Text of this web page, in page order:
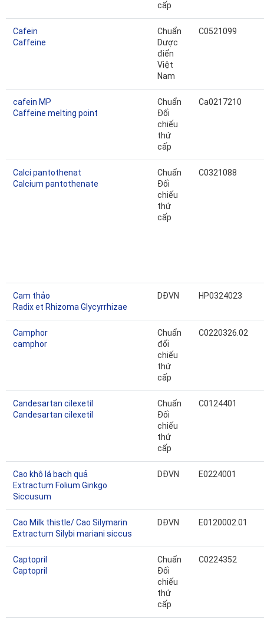
cấp
Cafein
Caffeine
Chuẩn
Dược
điển
Việt
Nam
C0521099
cafein MP
Caffeine melting point
Chuẩn
Đối
chiếu
thứ
cấp
Ca0217210
Calci pantothenat
Calcium pantothenate
Chuẩn
Đối
chiếu
thứ
cấp
C0321088
Cam thảo
Radix et Rhizoma Glycyrrhizae
DĐVN HP0324023
Camphor
camphor
Chuẩn
đối
chiếu
thứ
cấp
C0220326.02
Candesartan cilexetil
Candesartan cilexetil
Chuẩn
Đối
chiếu
thứ
cấp
C0124401
Cao khô lá bạch quả
Extractum Folium Ginkgo
Siccusum
DĐVN E0224001
Cao Milk thistle/ Cao Silymarin
Extractum Silybi mariani siccus
DĐVN E0120002.01
Captopril
Captopril
Chuẩn
Đối
chiếu
thứ
cấp
C0224352